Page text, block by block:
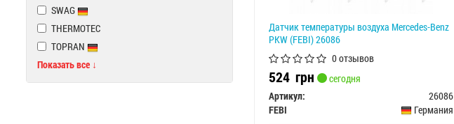
SWAG
THERMOTEC
TOPRAN
Показать все ↓
Датчик температуры воздуха Mercedes-Benz
PKW (FEBI) 26086
0 отзывов
524 грн
сегодня
Артикул:
26086
FEBI
Германия